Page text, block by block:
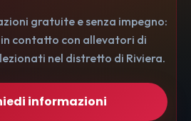
gratuite e senza impegno:
contatto con allevatori di
nel distretto di Riviera.
informazioni